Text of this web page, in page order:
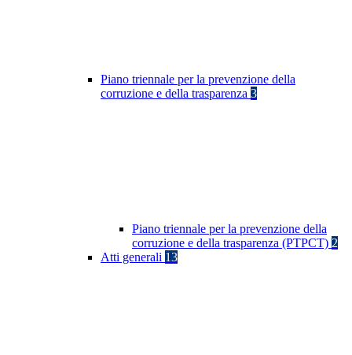
Piano triennale per la prevenzione della
corruzione e della trasparenza 3
Piano triennale per la prevenzione della
corruzione e della trasparenza (PTPCT) 2
Atti generali 13